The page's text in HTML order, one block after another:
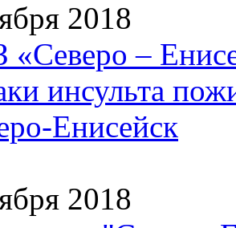
2018
–
инсульта
Енисейск
2018